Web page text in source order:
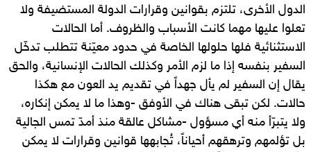
الدول الأخرى، تلتزم بقوانين وقرارات الدولة المستضيفة ولا
تعلوا عليها مهما كانت الأسباب والظروف. أما الحالات
الاستثنائية فلها حلولها الخاصة في حدود معيّنة تتطلب تدخّل
السفير بنفسه إذا ما لزم الأمر وكذلك الحالات الإنسانية، والحق
يقال إن السفير لم يأل جهداً في تقديم يد العون مع هكذا
حالات. لكن تبقى هناك في الأوفق -وهذا ما لا يمكن إنكاره،
ولا يتبرّأ منه أي مسؤول -مشاكل عالقة منذ أمدّ تمس الجالية
بل تؤلمهم وترهقهم أحياناً، تُجابهها قوانين وقرارات لا يمكن